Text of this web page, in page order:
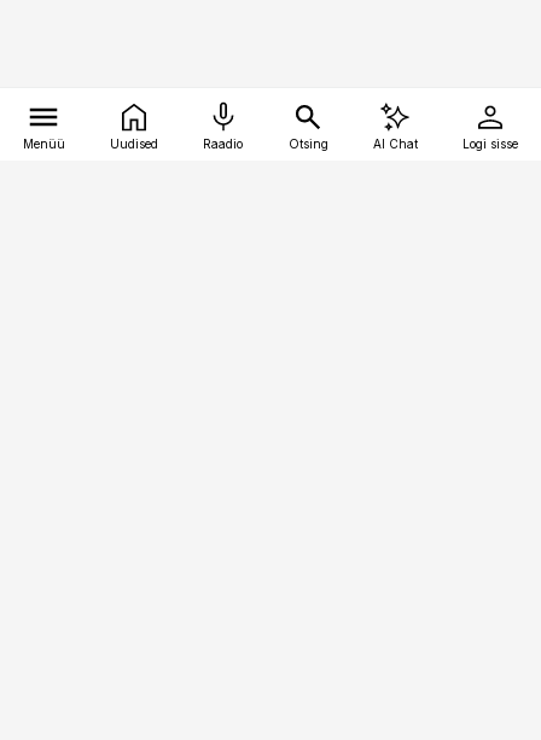
Menüü Uudised Raadio Otsing AI Chat Logi sisse